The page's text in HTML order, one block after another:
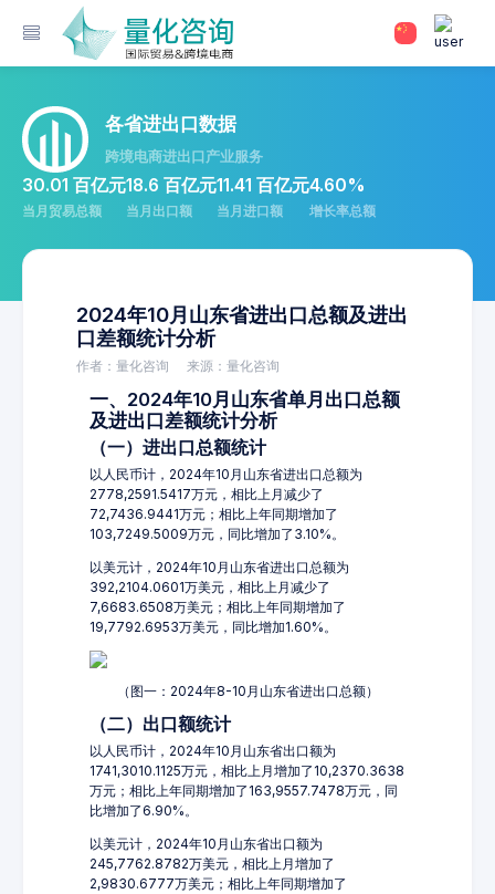
各省进出口数据
跨境电商进出口产业服务
30.01 百亿元
当月贸易总额
18.6 百亿元
当月出口额
11.41 百亿元
当月进口额
4.60%
增长率总额
2024年10月山东省进出口总额及进出
口差额统计分析
作者：量化咨询 来源：量化咨询
一、2024年10月山东省单月出口总额
及进出口差额统计分析
（一）进出口总额统计
以人民币计，2024年10月山东省进出口总额为
2778,2591.5417万元，相比上月减少了
72,7436.9441万元；相比上年同期增加了
103,7249.5009万元，同比增加了3.10%。
以美元计，2024年10月山东省进出口总额为
392,2104.0601万美元，相比上月减少了
7,6683.6508万美元；相比上年同期增加了
19,7792.6953万美元，同比增加1.60%。
（图一：2024年8-10月山东省进出口总额）
（二）出口额统计
以人民币计，2024年10月山东省出口额为
1741,3010.1125万元，相比上月增加了10,2370.3638
万元；相比上年同期增加了163,9557.7478万元，同
比增加了6.90%。
以美元计，2024年10月山东省出口额为
245,7762.8782万美元，相比上月增加了
2,9830.6777万美元；相比上年同期增加了